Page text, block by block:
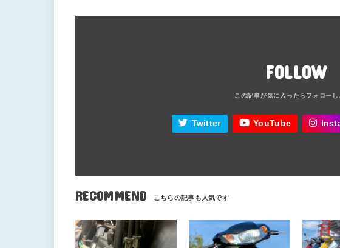
FOLLOW
Twitter YouTube
RECOMMEND